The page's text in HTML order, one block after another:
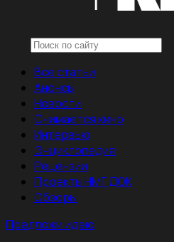
Все статьи
Анонсы
Новости
Снимается кино
Интервью
Энциклопедия
Рецензии
Проекты НМГ ДОК
Обзоры
Предложи идею